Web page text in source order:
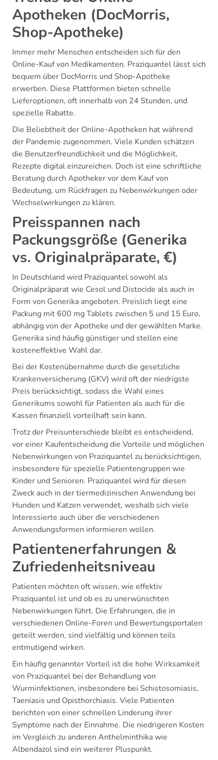
Apotheken (DocMorris,
Shop-Apotheke)
Immer mehr Menschen entscheiden sich für den
Online-Kauf von Medikamenten. Praziquantel lässt sich
bequem über DocMorris und Shop-Apotheke
erwerben. Diese Plattformen bieten schnelle
Lieferoptionen, oft innerhalb von 24 Stunden, und
spezielle Rabatte.
Die Beliebtheit der Online-Apotheken hat während
der Pandemie zugenommen. Viele Kunden schätzen
die Benutzerfreundlichkeit und die Möglichkeit,
Rezepte digital einzureichen. Doch ist eine schriftliche
Beratung durch Apotheker vor dem Kauf von
Bedeutung, um Rückfragen zu Nebenwirkungen oder
Wechselwirkungen zu klären.
Preisspannen nach
Packungsgröße (Generika
vs. Originalpräparate, €)
In Deutschland wird Praziquantel sowohl als
Originalpräparat wie Cesol und Distocide als auch in
Form von Generika angeboten. Preislich liegt eine
Packung mit 600 mg Tablets zwischen 5 und 15 Euro,
abhängig von der Apotheke und der gewählten Marke.
Generika sind häufig günstiger und stellen eine
kosteneffektive Wahl dar.
Bei der Kostenübernahme durch die gesetzliche
Krankenversicherung (GKV) wird oft der niedrigste
Preis berücksichtigt, sodass die Wahl eines
Generikums sowohl für Patienten als auch für die
Kassen finanziell vorteilhaft sein kann.
Trotz der Preisunterschiede bleibt es entscheidend,
vor einer Kaufentscheidung die Vorteile und möglichen
Nebenwirkungen von Praziquantel zu berücksichtigen,
insbesondere für spezielle Patientengruppen wie
Kinder und Senioren. Praziquantel wird für diesen
Zweck auch in der tiermedizinischen Anwendung bei
Hunden und Katzen verwendet, weshalb sich viele
Interessierte auch über die verschiedenen
Anwendungsformen informieren wollen.
Patientenerfahrungen &
Zufriedenheitsniveau
Patienten möchten oft wissen, wie effektiv
Praziquantel ist und ob es zu unerwünschten
Nebenwirkungen führt. Die Erfahrungen, die in
verschiedenen Online-Foren und Bewertungsportalen
geteilt werden, sind vielfältig und können teils
entmutigend wirken.
Ein häufig genannter Vorteil ist die hohe Wirksamkeit
von Praziquantel bei der Behandlung von
Wurminfektionen, insbesondere bei Schistosomiasis,
Taeniasis und Opisthorchiasis. Viele Patienten
berichten von einer schnellen Linderung ihrer
Symptome nach der Einnahme. Die niedrigeren Kosten
im Vergleich zu anderen Anthelminthika wie
Albendazol sind ein weiterer Pluspunkt.